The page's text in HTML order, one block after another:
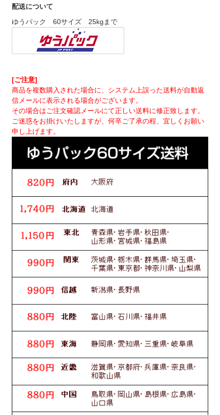
配送について
ゆうパック 60サイズ 25kgまで
[ご注意]
商品を複数購入された場合に、システム上誤った送料が自動返
信メールに表示される場合がございます。
その場合はご注文確認メールにて正しい送料に修正致します。
ご迷惑をお掛けいたしますが、何卒ご了承の程、宜しくお願い
申し上げます。